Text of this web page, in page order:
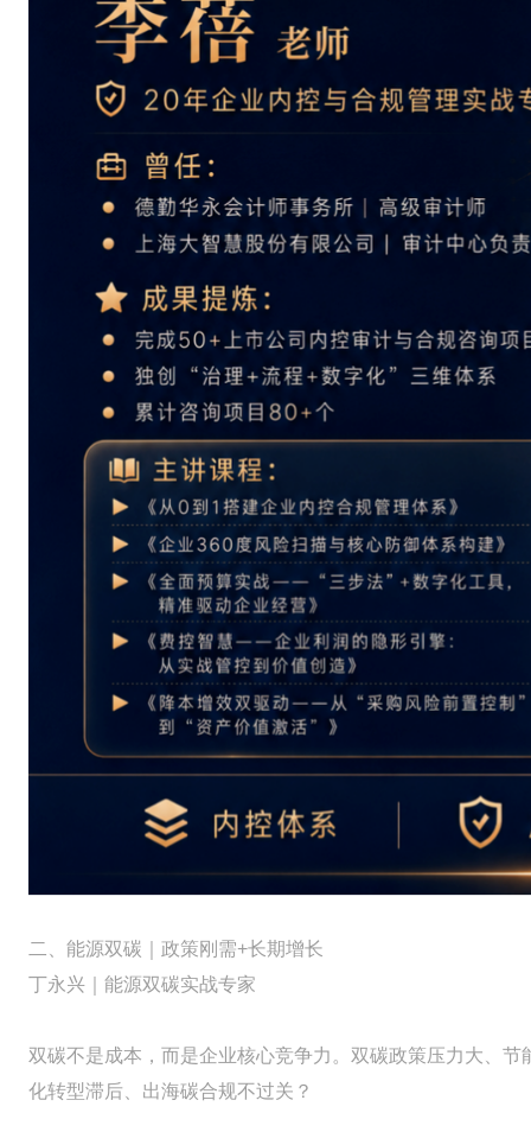
二、能源双碳｜政策刚需+长期增长
丁永兴｜能源双碳实战专家
双碳不是成本，而是企业核心竞争力。双碳政策压力大、
化转型滞后、出海碳合规不过关？